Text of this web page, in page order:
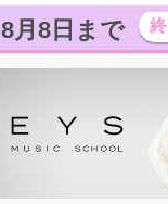
8月8日まで